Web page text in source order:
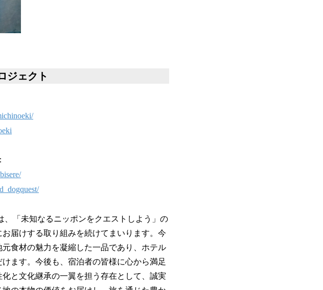
ジェクト
、「未知なるニッポンをクエストしよう」の
届けする取り組みを続けてまいります。今
食材の魅力を凝縮した一品であり、ホテル
ます。今後も、宿泊者の皆様に心から満足
と文化継承の一翼を担う存在として、誠実